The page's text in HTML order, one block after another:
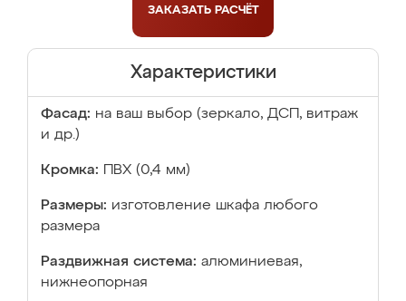
ЗАКАЗАТЬ РАСЧЁТ
Характеристики
Фасад: на ваш выбор (зеркало, ДСП, витраж
и др.)
Кромка: ПВХ (0,4 мм)
Размеры: изготовление шкафа любого
размера
Раздвижная система: алюминиевая,
нижнеопорная